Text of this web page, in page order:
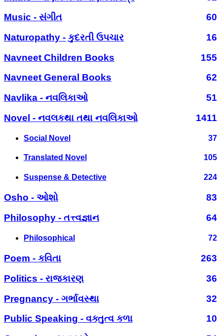
Music - સંગીત
60
Naturopathy - કુદરતી ઉપચાર
16
Navneet Children Books
155
Navneet General Books
62
Navlika - નવલિકાઓ
51
Novel - નવલકથા તથા નવલિકાઓ
1411
Social Novel 37
Translated Novel 105
Suspense & Detective 224
Osho - ઓશો
83
Philosophy - તત્ત્વજ્ઞાન
64
Philosophical 72
Poem - કવિતા
263
Politics - રાજકારણ
36
Pregnancy - ગર્ભાવસ્થા
32
Public Speaking - વક્તુત્વ કળા
10